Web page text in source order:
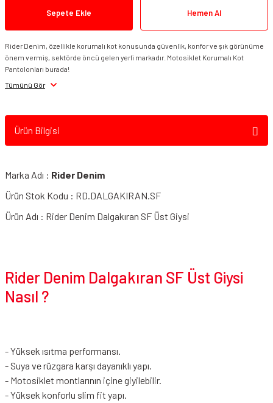
Sepete Ekle Hemen Al
Rider Denim, özellikle korumalı kot konusunda güvenlik, konfor ve şık görünüme
önem vermiş, sektörde öncü gelen yerli markadır. Motosiklet Korumalı Kot
Pantolonları burada!
Tümünü Gör
Ürün Bilgisi
Marka Adı : Rider Denim
Ürün Stok Kodu : RD.DALGAKIRAN.SF
Ürün Adı : Rider Denim Dalgakıran SF Üst Giysi
Rider Denim Dalgakıran SF Üst Giysi
Nasıl ?
- Yüksek ısıtma performansı.
- Suya ve rüzgara karşı dayanıklı yapı.
- Motosiklet montlarının içine giyilebilir.
- Yüksek konforlu slim fit yapı.